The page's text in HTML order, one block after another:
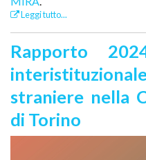
Leggi tutto...
Rapporto
straniere nella
di Torino